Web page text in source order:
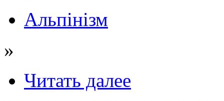
Альпінізм
»
Читать далее